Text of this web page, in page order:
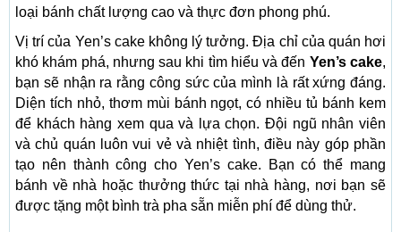
loại bánh chất lượng cao và thực đơn phong phú.
Vị trí của Yen’s cake không lý tưởng. Địa chỉ của quán hơi
khó khám phá, nhưng sau khi tìm hiểu và đến Yen’s cake,
bạn sẽ nhận ra rằng công sức của mình là rất xứng đáng.
Diện tích nhỏ, thơm mùi bánh ngọt, có nhiều tủ bánh kem
để khách hàng xem qua và lựa chọn. Đội ngũ nhân viên
và chủ quán luôn vui vẻ và nhiệt tình, điều này góp phần
tạo nên thành công cho Yen’s cake. Bạn có thể mang
bánh về nhà hoặc thưởng thức tại nhà hàng, nơi bạn sẽ
được tặng một bình trà pha sẵn miễn phí để dùng thử.